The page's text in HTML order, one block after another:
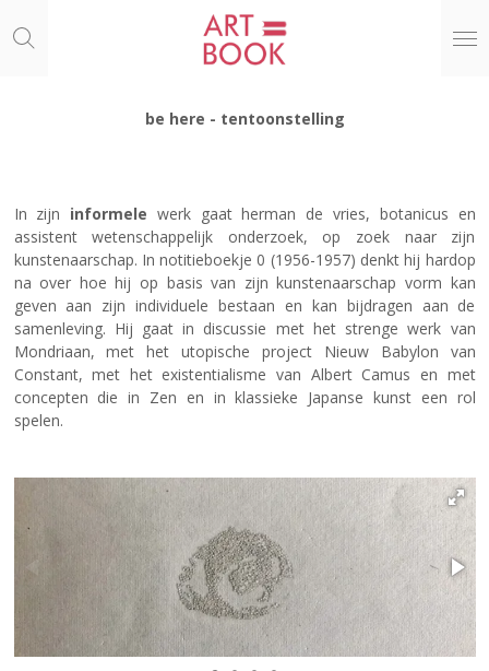
direct
be here - tentoonstelling
In zijn informele werk gaat herman de vries, botanicus en
assistent wetenschappelijk onderzoek, op zoek naar zijn
kunstenaarschap. In notitieboekje 0 (1956-1957) denkt hij hardop
na over hoe hij op basis van zijn kunstenaarschap vorm kan
geven aan zijn individuele bestaan en kan bijdragen aan de
samenleving. Hij gaat in discussie met het strenge werk van
Mondriaan, met het utopische project Nieuw Babylon van
Constant, met het existentialisme van Albert Camus en met
concepten die in Zen en in klassieke Japanse kunst een rol
spelen.